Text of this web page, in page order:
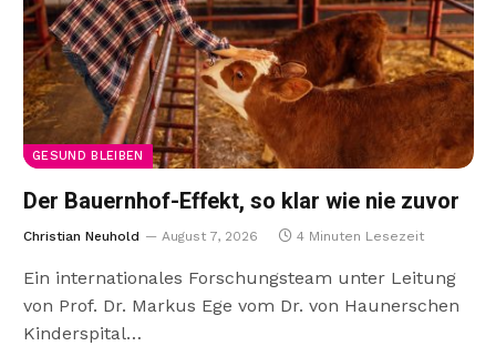
GESUND BLEIBEN
Der Bauernhof-Effekt, so klar wie nie zuvor
Christian Neuhold August 7, 2026 4 Minuten Lesezeit
Ein internationales Forschungsteam unter Leitung
von Prof. Dr. Markus Ege vom Dr. von Haunerschen
Kinderspital…